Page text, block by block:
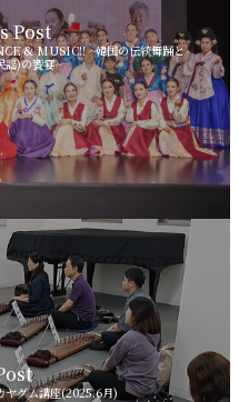
Post
& MUSIC!! ~韓国の伝統舞踊と
謡)の饗宴~
グム講座(2025.6月)